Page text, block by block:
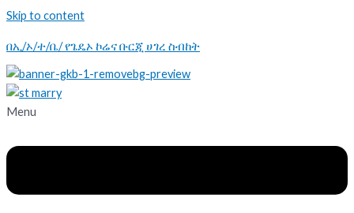
Skip to content
በኢ/ኦ/ተ/ቤ/ የጌዴኦ ኮሬና ቡርጂ ሀገረ ስብከት
Menu